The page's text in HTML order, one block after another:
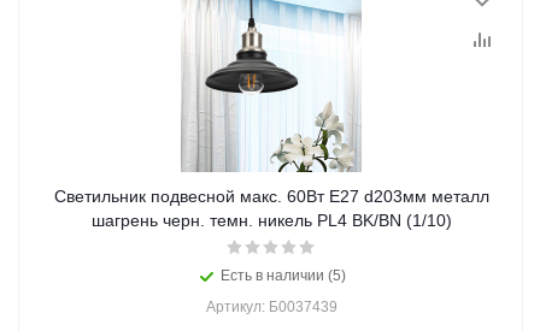
Светильник подвесной макс. 60Вт E27 d203мм металл
шагрень черн. темн. никель PL4 BK/BN (1/10)
Есть в наличии (5)
Артикул: Б0037439